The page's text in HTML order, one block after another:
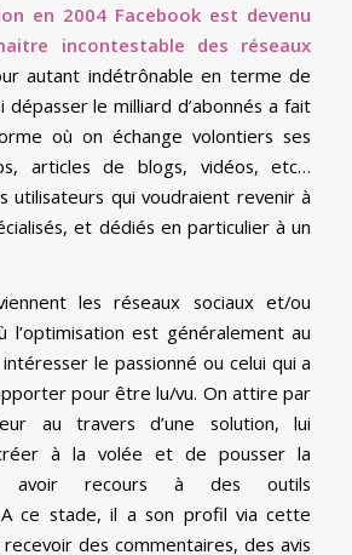
en 2004 Facebook est devenu
incontestable des réseaux
autant indétrônable en terme de
dépasser le milliard d’abonnés a fait
où on échange volontiers ses
articles de blogs, vidéos, etc…
utilisateurs qui voudraient revenir à
et dédiés en particulier à un
les réseaux sociaux et/ou
l’optimisation est généralement au
le passionné ou celui qui a
pour être lu/vu. On attire par
au travers d’une solution, lui
à la volée et de pousser la
avoir recours à des outils
A ce stade, il a son profil via cette
des commentaires, des avis